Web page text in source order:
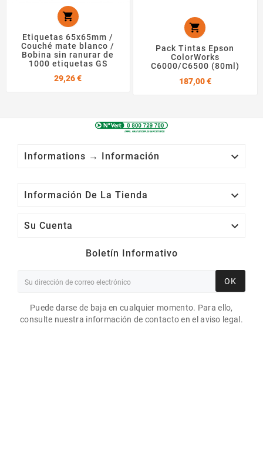

Etiquetas 65x65mm /
Couché mate blanco /
Bobina sin ranurar de
1000 etiquetas GS
29,26 €Precio

Pack Tintas Epson
ColorWorks
C6000/C6500 (80ml)
187,00 €Precio
Informations → Información 
Información De La Tienda 
Su Cuenta 
Boletín Informativo
OK
Puede darse de baja en cualquier momento. Para ello,
consulte nuestra información de contacto en el aviso legal.